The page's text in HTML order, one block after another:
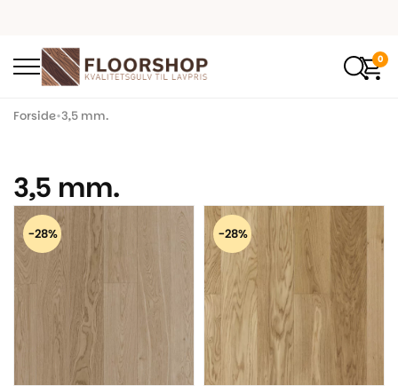
0
Forside•3,5 mm.
3,5 mm.
-28% -28%